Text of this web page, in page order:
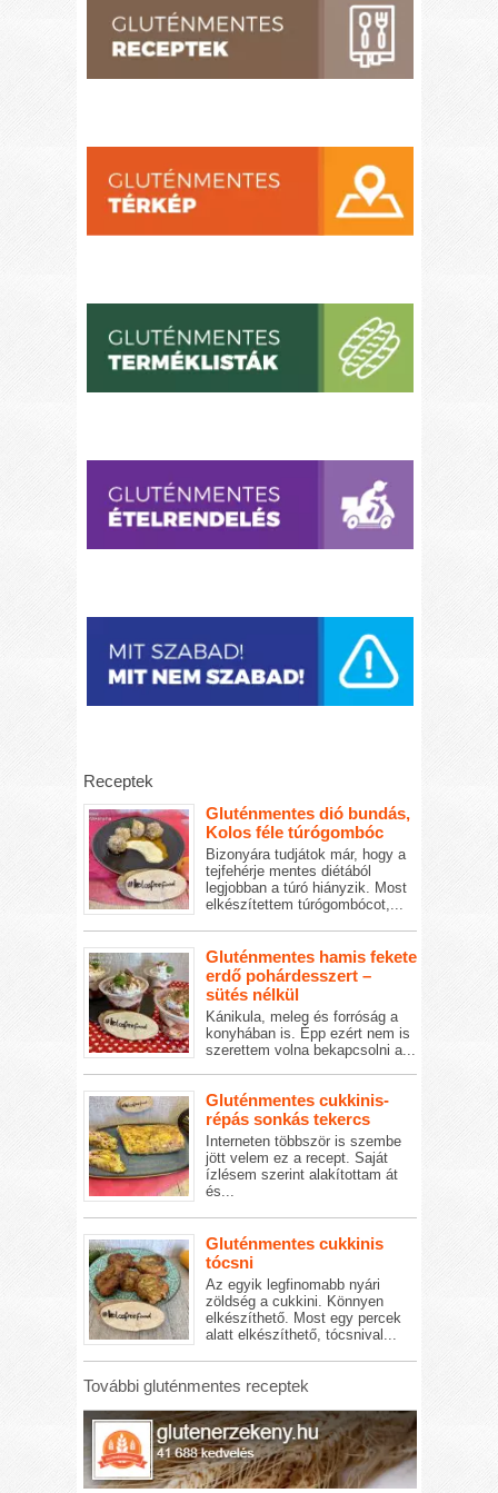
Receptek
Gluténmentes dió bundás,
Kolos féle túrógombóc
Bizonyára tudjátok már, hogy a
tejfehérje mentes diétából
legjobban a túró hiányzik. Most
elkészítettem túrógombócot,...
Gluténmentes hamis fekete
erdő pohárdesszert –
sütés nélkül
Kánikula, meleg és forróság a
konyhában is. Épp ezért nem is
szerettem volna bekapcsolni a...
Gluténmentes cukkinis-
répás sonkás tekercs
Interneten többször is szembe
jött velem ez a recept. Saját
ízlésem szerint alakítottam át
és...
Gluténmentes cukkinis
tócsni
Az egyik legfinomabb nyári
zöldség a cukkini. Könnyen
elkészíthető. Most egy percek
alatt elkészíthető, tócsnival...
További gluténmentes receptek